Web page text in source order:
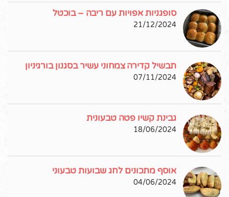
סופגניות אפויות עם ריבה – בוכטל
21/12/2024
תבשיל קדירה צמחוני עשיר בסגנון בורגיניון
07/11/2024
גבינת קשיו פטה טבעונית
18/06/2024
אוסף מתכונים לחג שבועות טבעוני
04/06/2024